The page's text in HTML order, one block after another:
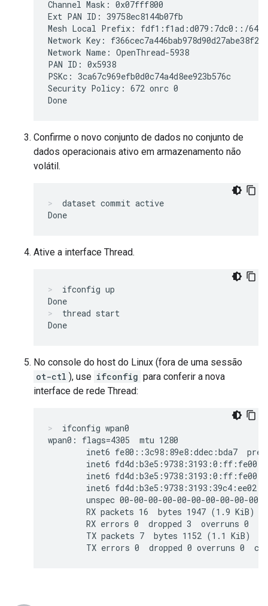
Channel Mask: 0x07fff800
Ext PAN ID: 39758ec8144b07fb
Mesh Local Prefix: fdf1:f1ad:d079:7dc0::/64
Network Key: f366cec7a446bab978d90d27abe38f23
Network Name: OpenThread-5938
PAN ID: 0x5938
PSKc: 3ca67c969efb0d0c74a4d8ee923b576c
Security Policy: 672 onrc 0
Confirme o novo conjunto de dados no conjunto de
dados operacionais ativo em armazenamento não
volátil.
dataset commit active
Ative a interface Thread.
ifconfig up
thread start
No console do host do Linux (fora de uma sessão
ot-ctl ), use ifconfig para conferir a nova
interface de rede Thread:
ifconfig wpan0
wpan0: flags=4305
  mtu 1280
inet6 fe80::3c98:89e8:ddec:bda7
inet6
inet6
inet6
unspec 00-00-00-00-00-00-00-00-00-
        RX packets 16  bytes 1947 (1.9 KiB)
RX errors 0  dropped 3  overruns 0
        TX packets 7  bytes 1152 (1.1 KiB)